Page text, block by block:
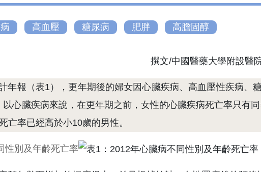
高血壓 糖尿病 肥胖 高膽固醇
撰文/中國醫藥大學附設醫
年報（表1），更年期後的婦女因心臟疾病、高血壓性疾病、
心臟疾病來說，在更年期之前，女性的心臟疾病死亡率只有
亡率已經高於小10歲的男性。
性別及年齡死亡率​